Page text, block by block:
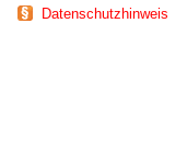
Fernsehsucht
Datenschutzhinweis